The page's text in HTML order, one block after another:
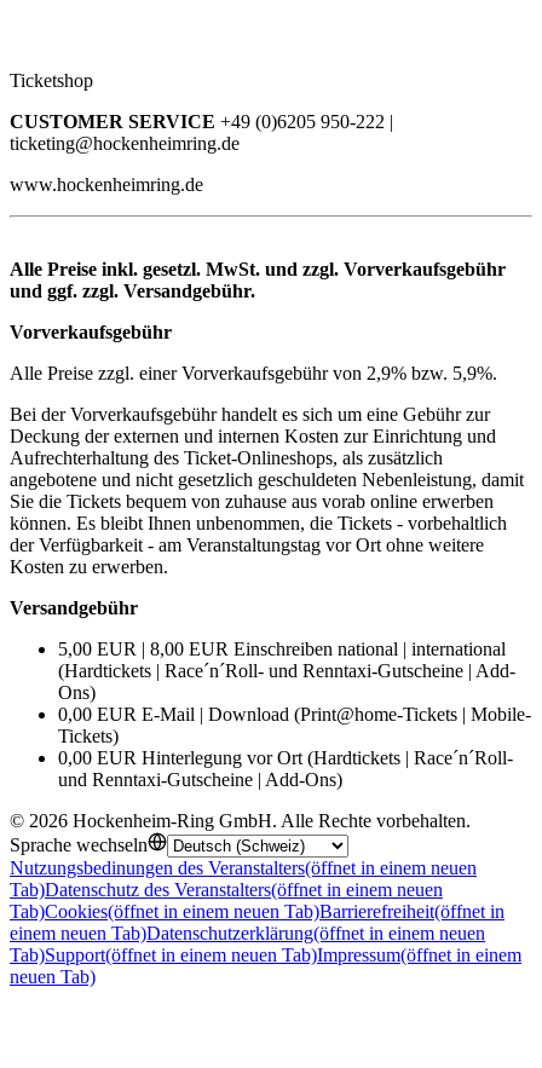
Ticketshop
CUSTOMER SERVICE +49 (0)6205 950-222 |
ticketing@hockenheimring.de
www.hockenheimring.de
Alle Preise inkl. gesetzl. MwSt. und zzgl. Vorverkaufsgebühr
und ggf. zzgl. Versandgebühr.
Vorverkaufsgebühr
Alle Preise zzgl. einer Vorverkaufsgebühr von 2,9% bzw. 5,9%.
Bei der Vorverkaufsgebühr handelt es sich um eine Gebühr zur
Deckung der externen und internen Kosten zur Einrichtung und
Aufrechterhaltung des Ticket-Onlineshops, als zusätzlich
angebotene und nicht gesetzlich geschuldeten Nebenleistung, damit
Sie die Tickets bequem von zuhause aus vorab online erwerben
können. Es bleibt Ihnen unbenommen, die Tickets - vorbehaltlich
der Verfügbarkeit - am Veranstaltungstag vor Ort ohne weitere
Kosten zu erwerben.
Versandgebühr
5,00 EUR | 8,00 EUR Einschreiben national | international
(Hardtickets | Race´n´Roll- und Renntaxi-Gutscheine | Add-
Ons)
0,00 EUR E-Mail | Download (Print@home-Tickets | Mobile-
Tickets)
0,00 EUR Hinterlegung vor Ort (Hardtickets | Race´n´Roll-
und Renntaxi-Gutscheine | Add-Ons)
© 2026 Hockenheim-Ring GmbH. Alle Rechte vorbehalten.
Sprache wechseln
Nutzungsbedinungen des Veranstalters(öffnet in einem neuen
Tab)Datenschutz des Veranstalters(öffnet in einem neuen
Tab)Cookies(öffnet in einem neuen Tab)Barrierefreiheit(öffnet in
einem neuen Tab)Datenschutzerklärung(öffnet in einem neuen
Tab)Support(öffnet in einem neuen Tab)Impressum(öffnet in einem
neuen Tab)